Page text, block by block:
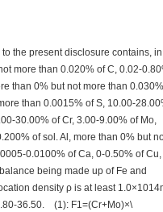
the present disclosure contains, in
more than 0.020% of C, 0.02-
than 0% but not more than
than 0.0015% of S, 10.00-
30.00% of Cr, 3.00-9.00% of Mo,
of sol. Al, more than 0% but
0.0100% of Ca, 0-0.50% of Cu,
being made up of Fe and
density ρ is at least
36.50. (1): F1=(Cr+Mo)×\